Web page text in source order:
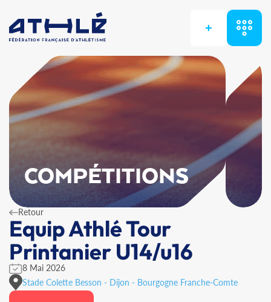
+
COMPÉTITIONS
Retour
Equip Athlé Tour
Printanier U14/u16
8 Mai 2026
Stade Colette Besson - Dijon - Bourgogne Franche-Comte